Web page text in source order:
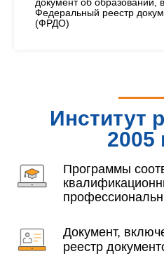
Федеральный реестр
(ФРДО)
Институт
2005
Программы
Документ,
реестр